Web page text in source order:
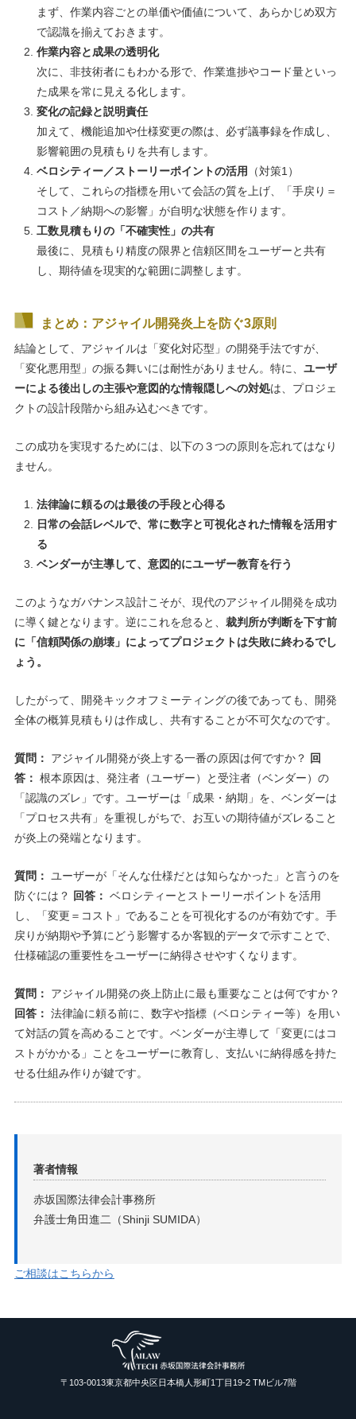
まず、作業内容ごとの単価や価値について、あらかじめ双方
で認識を揃えておきます。
作業内容と成果の透明化
次に、非技術者にもわかる形で、作業進捗やコード量といっ
た成果を常に見える化します。
変化の記録と説明責任
加えて、機能追加や仕様変更の際は、必ず議事録を作成し、
影響範囲の見積もりを共有します。
ベロシティー／ストーリーポイントの活用
（対策1）
そして、これらの指標を用いて会話の質を上げ、「手戻り＝
コスト／納期への影響」が自明な状態を作ります。
工数見積もりの「不確実性」の共有
最後に、見積もり精度の限界と信頼区間をユーザーと共有
し、期待値を現実的な範囲に調整します。
まとめ：アジャイル開発炎上を防ぐ3原則
結論として、アジャイルは「変化対応型」の開発手法ですが、
「変化悪用型」の振る舞いには耐性がありません。特に、 ユーザ
ーによる後出しの主張や意図的な情報隠しへの対処は、プロジェ
クトの設計段階から組み込むべきです。
この成功を実現するためには、以下の３つの原則を忘れてはなり
ません。
法律論に頼るのは最後の手段と心得る
日常の会話レベルで、常に数字と可視化された情報を活用す
る
ベンダーが主導して、意図的にユーザー教育を行う
このようなガバナンス設計こそが、現代のアジャイル開発を成功
に導く鍵となります。逆にこれを怠ると、 裁判所が判断を下す前
に「信頼関係の崩壊」によってプロジェクトは失敗に終わるでし
ょう。
したがって、開発キックオフミーティングの後であっても、開発
全体の概算見積もりは作成し、共有することが不可欠なのです。
質問： アジャイル開発が炎上する一番の原因は何ですか？ 回
答： 根本原因は、発注者（ユーザー）と受注者（ベンダー）の
「認識のズレ」です。ユーザーは「成果・納期」を、ベンダーは
「プロセス共有」を重視しがちで、お互いの期待値がズレること
が炎上の発端となります。
質問：
ユーザーが「そんな仕様だとは知らなかった」と言うのを
防ぐには？ 回答： ベロシティーとストーリーポイントを活用
し、「変更＝コスト」であることを可視化するのが有効です。手
戻りが納期や予算にどう影響するか客観的データで示すことで、
仕様確認の重要性をユーザーに納得させやすくなります。
質問：
アジャイル開発の炎上防止に最も重要なことは何ですか？
回答： 法律論に頼る前に、数字や指標（ベロシティー等）を用い
て対話の質を高めることです。ベンダーが主導して「変更にはコ
ストがかかる」ことをユーザーに教育し、支払いに納得感を持た
せる仕組み作りが鍵です。
著者情報
赤坂国際法律会計事務所
弁護士角田進二（Shinji SUMIDA）
ご相談はこちらから
〒103-0013東京都中央区日本橋人形町1丁目19-2 TMビル7階